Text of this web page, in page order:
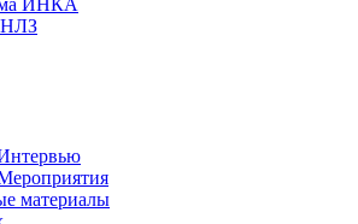
ИНКА
материалы